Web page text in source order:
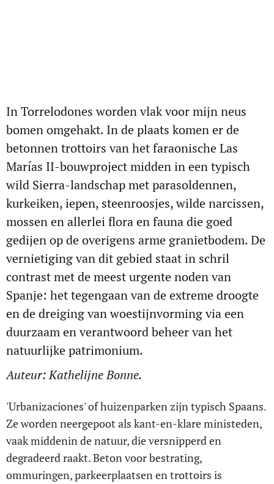
In Torrelodones worden vlak voor mijn neus
bomen omgehakt. In de plaats komen er de
betonnen trottoirs van het faraonische Las
Marías II-bouwproject midden in een typisch
wild Sierra-landschap met parasoldennen,
kurkeiken, iepen, steenroosjes, wilde narcissen,
mossen en allerlei flora en fauna die goed
gedijen op de overigens arme granietbodem. De
vernietiging van dit gebied staat in schril
contrast met de meest urgente noden van
Spanje: het tegengaan van de extreme droogte
en de dreiging van woestijnvorming via een
duurzaam en verantwoord beheer van het
natuurlijke patrimonium.
Auteur: Kathelijne Bonne.
'Urbanizaciones' of huizenparken zijn typisch Spaans.
Ze worden neergepoot als kant-en-klare ministeden,
vaak middenin de natuur, die versnipperd en
degradeerd raakt. Beton voor bestrating,
ommuringen, parkeerplaatsen en trottoirs is